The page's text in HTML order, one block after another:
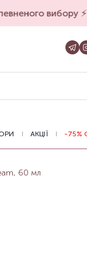
вибору ⚡️
АКЦІЇ -75%
60 мл